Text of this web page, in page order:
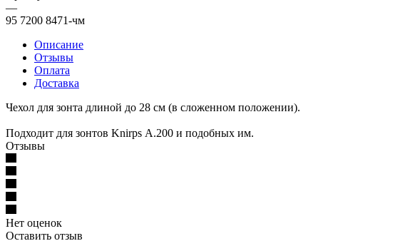
—
95 7200 8471-чм
Описание
Отзывы
Оплата
Доставка
Чехол для зонта длиной до 28 см (в сложенном положении).
Подходит для зонтов Knirps А.200 и подобных им.
Отзывы
Нет оценок
Оставить отзыв